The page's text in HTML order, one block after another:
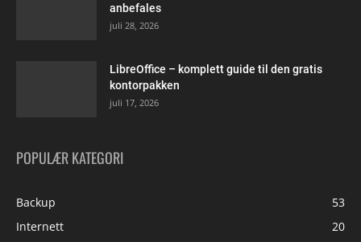
anbefales
juli 28, 2026
LibreOffice – komplett guide til den gratis
kontorpakken
juli 17, 2026
POPULÆR KATEGORI
Backup
53
Internett
20